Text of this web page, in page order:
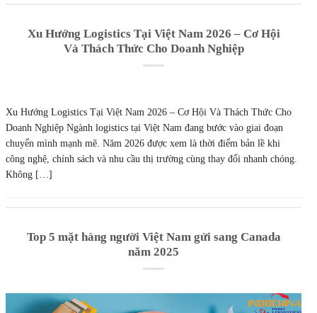
Xu Hướng Logistics Tại Việt Nam 2026 – Cơ Hội
Và Thách Thức Cho Doanh Nghiệp
Xu Hướng Logistics Tại Việt Nam 2026 – Cơ Hội Và Thách Thức Cho
Doanh Nghiệp Ngành logistics tại Việt Nam đang bước vào giai đoạn
chuyển mình mạnh mẽ. Năm 2026 được xem là thời điểm bản lề khi
công nghệ, chính sách và nhu cầu thị trường cùng thay đổi nhanh chóng.
Không […]
Top 5 mặt hàng người Việt Nam gửi sang Canada
năm 2025